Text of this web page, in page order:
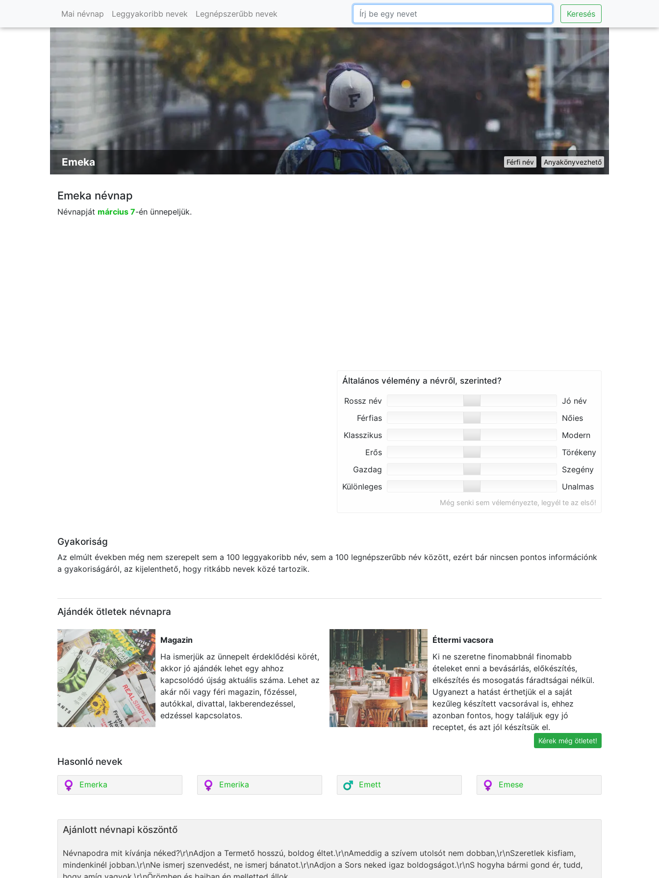
Mai névnap Leggyakoribb nevek Legnépszerűbb nevek Keresés
Anyakönyvezhető
Férfi név
Emeka
Emeka névnap
Névnapját március 7-én ünnepeljük.
Általános vélemény a névről, szerinted?
Rossz név
Jó név
Férfias
Nőies
Klasszikus
Modern
Erős
Törékeny
Gazdag
Szegény
Különleges
Unalmas
Még senki sem véleményezte, legyél te az első!
Gyakoriság
Az elmúlt években még nem szerepelt sem a 100 leggyakoribb név, sem a 100 legnépszerűbb név között, ezért bár nincsen pontos információnk
a gyakoriságáról, az kijelenthető, hogy ritkább nevek közé tartozik.
Ajándék ötletek névnapra
Magazin
Ha ismerjük az ünnepelt érdeklődési körét,
akkor jó ajándék lehet egy ahhoz
kapcsolódó újság aktuális száma. Lehet az
akár női vagy féri magazin, főzéssel,
autókkal, divattal, lakberendezéssel,
edzéssel kapcsolatos.
Éttermi vacsora
Ki ne szeretne finomabbnál finomabb
ételeket enni a bevásárlás, előkészítés,
elkészítés és mosogatás fáradtságai nélkül.
Ugyanezt a hatást érthetjük el a saját
kezűleg készített vacsorával is, ehhez
azonban fontos, hogy találjuk egy jó
receptet, és azt jól készítsük el.
Kérek még ötletet!
Hasonló nevek
Emerka Emerika Emett Emese
Ajánlott névnapi köszöntő
Névnapodra mit kívánja néked?\r\nAdjon a Termető hosszú, boldog éltet.\r\nAmeddig a szívem utolsót nem dobban,\r\nSzeretlek kisfiam,
mindenkinél jobban.\r\nNe ismerj szenvedést, ne ismerj bánatot.\r\nAdjon a Sors neked igaz boldogságot.\r\nS hogyha bármi gond ér, tudd,